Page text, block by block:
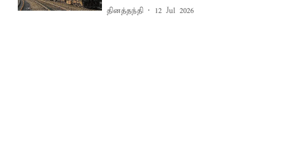
தினத்தந்தி 12 Jul 2026